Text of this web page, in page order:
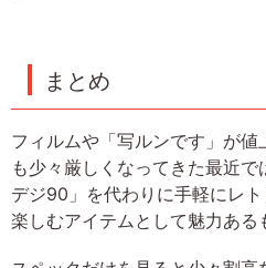
まとめ
フィルムや「写ルンです」が
も少々厳しくなってきた最近
デジ90」を代わりに手軽にレ
楽しむアイテムとして魅力ある